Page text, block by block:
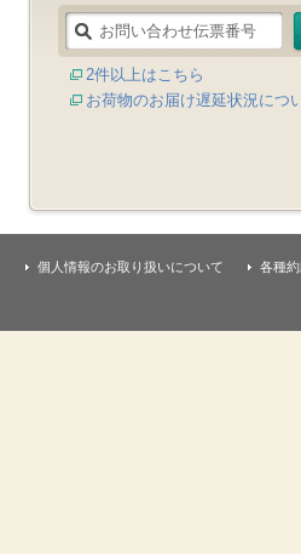
2件以上はこちら
お荷物のお届け遅延状況につ
個人情報のお取り扱いについて 各種約